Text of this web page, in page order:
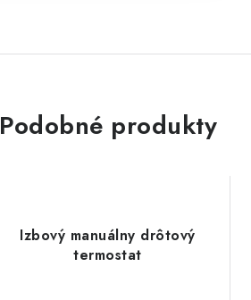
Podobné produkty
Izbový manuálny drôtový
termostat